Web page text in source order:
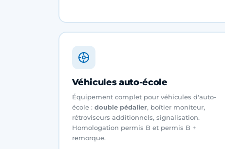
Véhicules auto-école
Équipement complet pour véhicules d'auto-
école : double pédalier, boîtier moniteur,
rétroviseurs additionnels, signalisation.
Homologation permis B et permis B +
remorque.